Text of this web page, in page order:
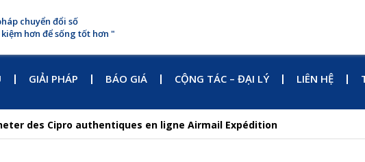
chuyển đổi số
hơn để sống tốt hơn "
GIẢI PHÁP BÁO GIÁ CỘNG TÁC – ĐẠI LÝ LIÊN HỆ
des Cipro authentiques en ligne Airmail Expédition